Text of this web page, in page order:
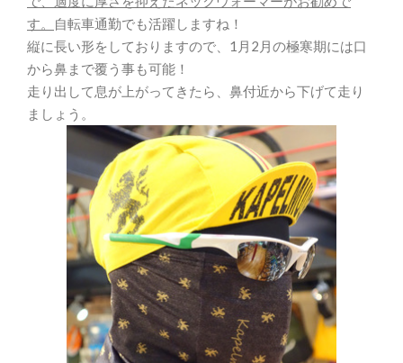
す。
自転車通勤でも活躍しますね！
縦に長い形をしておりますので、1月2月の極寒期には口
から鼻まで覆う事も可能！
走り出して息が上がってきたら、鼻付近から下げて走り
ましょう。